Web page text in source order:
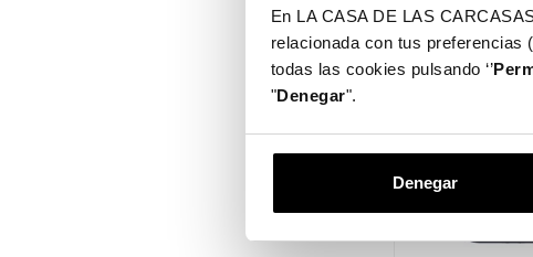
En LA CASA DE LAS
relacionada con tus
todas las cookies pulsando ‘’
"Denegar".
Denegar